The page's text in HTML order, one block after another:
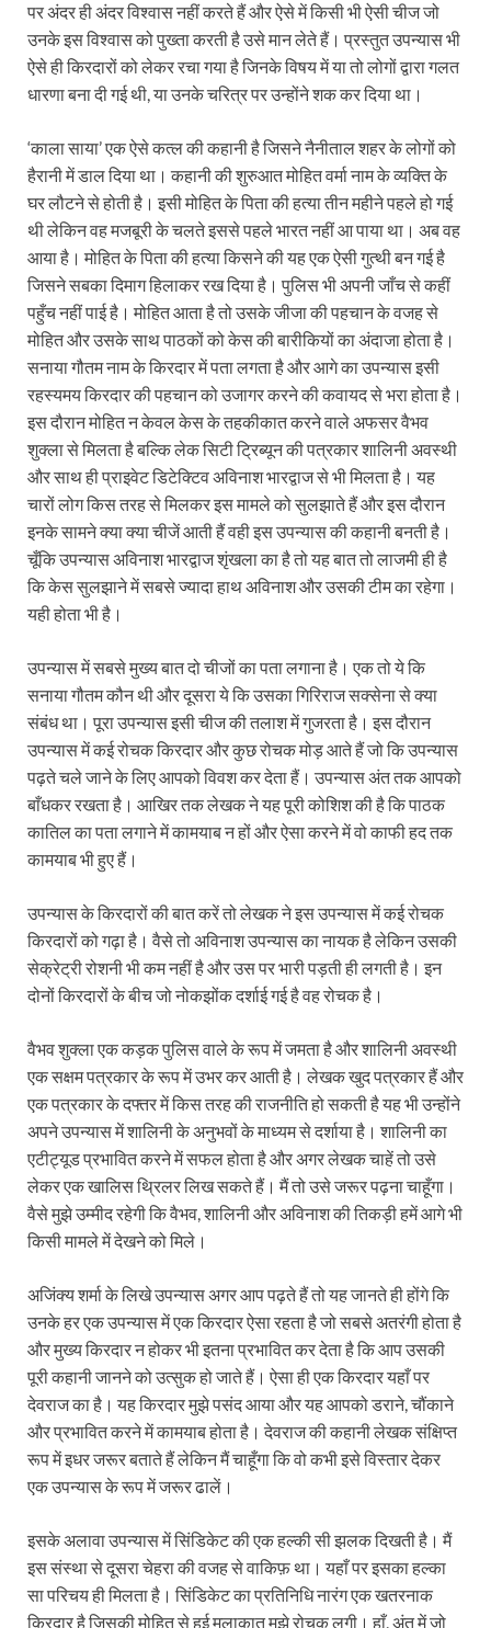
पर अंदर ही अंदर विश्वास नहीं करते हैं और ऐसे में किसी भी ऐसी चीज जो
उनके इस विश्वास को पुख्ता करती है उसे मान लेते हैं। प्रस्तुत उपन्यास भी
ऐसे ही किरदारों को लेकर रचा गया है जिनके विषय में या तो लोगों द्वारा गलत
धारणा बना दी गई थी, या उनके चरित्र पर उन्होंने शक कर दिया था।
‘काला साया’ एक ऐसे कत्ल की कहानी है जिसने नैनीताल शहर के लोगों को
हैरानी में डाल दिया था। कहानी की शुरुआत मोहित वर्मा नाम के व्यक्ति के
घर लौटने से होती है। इसी मोहित के पिता की हत्या तीन महीने पहले हो गई
थी लेकिन वह मजबूरी के चलते इससे पहले भारत नहीं आ पाया था। अब वह
आया है। मोहित के पिता की हत्या किसने की यह एक ऐसी गुत्थी बन गई है
जिसने सबका दिमाग हिलाकर रख दिया है। पुलिस भी अपनी जाँच से कहीं
पहुँच नहीं पाई है। मोहित आता है तो उसके जीजा की पहचान के वजह से
मोहित और उसके साथ पाठकों को केस की बारीकियों का अंदाजा होता है।
सनाया गौतम नाम के किरदार में पता लगता है और आगे का उपन्यास इसी
रहस्यमय किरदार की पहचान को उजागर करने की कवायद से भरा होता है।
इस दौरान मोहित न केवल केस के तहकीकात करने वाले अफसर वैभव
शुक्ला से मिलता है बल्कि लेक सिटी ट्रिब्यून की पत्रकार शालिनी अवस्थी
और साथ ही प्राइवेट डिटेक्टिव अविनाश भारद्वाज से भी मिलता है। यह
चारों लोग किस तरह से मिलकर इस मामले को सुलझाते हैं और इस दौरान
इनके सामने क्या क्या चीजें आती हैं वही इस उपन्यास की कहानी बनती है।
चूँकि उपन्यास अविनाश भारद्वाज शृंखला का है तो यह बात तो लाजमी ही है
कि केस सुलझाने में सबसे ज्यादा हाथ अविनाश और उसकी टीम का रहेगा।
यही होता भी है।
उपन्यास में सबसे मुख्य बात दो चीजों का पता लगाना है। एक तो ये कि
सनाया गौतम कौन थी और दूसरा ये कि उसका गिरिराज सक्सेना से क्या
संबंध था। पूरा उपन्यास इसी चीज की तलाश में गुजरता है। इस दौरान
उपन्यास में कई रोचक किरदार और कुछ रोचक मोड़ आते हैं जो कि उपन्यास
पढ़ते चले जाने के लिए आपको विवश कर देता हैं। उपन्यास अंत तक आपको
बाँधकर रखता है। आखिर तक लेखक ने यह पूरी कोशिश की है कि पाठक
कातिल का पता लगाने में कामयाब न हों और ऐसा करने में वो काफी हद तक
कामयाब भी हुए हैं।
उपन्यास के किरदारों की बात करें तो लेखक ने इस उपन्यास में कई रोचक
किरदारों को गढ़ा है। वैसे तो अविनाश उपन्यास का नायक है लेकिन उसकी
सेक्रेट्री रोशनी भी कम नहीं है और उस पर भारी पड़ती ही लगती है। इन
दोनों किरदारों के बीच जो नोकझोंक दर्शाई गई है वह रोचक है।
वैभव शुक्ला एक कड़क पुलिस वाले के रूप में जमता है और शालिनी अवस्थी
एक सक्षम पत्रकार के रूप में उभर कर आती है। लेखक खुद पत्रकार हैं और
एक पत्रकार के दफ्तर में किस तरह की राजनीति हो सकती है यह भी उन्होंने
अपने उपन्यास में शालिनी के अनुभवों के माध्यम से दर्शाया है। शालिनी का
एटीट्यूड प्रभावित करने में सफल होता है और अगर लेखक चाहें तो उसे
लेकर एक खालिस थ्रिलर लिख सकते हैं। मैं तो उसे जरूर पढ़ना चाहूँगा।
वैसे मुझे उम्मीद रहेगी कि वैभव, शालिनी और अविनाश की तिकड़ी हमें आगे भी
किसी मामले में देखने को मिले।
अजिंक्य शर्मा के लिखे उपन्यास अगर आप पढ़ते हैं तो यह जानते ही होंगे कि
उनके हर एक उपन्यास में एक किरदार ऐसा रहता है जो सबसे अतरंगी होता है
और मुख्य किरदार न होकर भी इतना प्रभावित कर देता है कि आप उसकी
पूरी कहानी जानने को उत्सुक हो जाते हैं। ऐसा ही एक किरदार यहाँ पर
देवराज का है। यह किरदार मुझे पसंद आया और यह आपको डराने, चौंकाने
और प्रभावित करने में कामयाब होता है। देवराज की कहानी लेखक संक्षिप्त
रूप में इधर जरूर बताते हैं लेकिन मैं चाहूँगा कि वो कभी इसे विस्तार देकर
एक उपन्यास के रूप में जरूर ढालें।
इसके अलावा उपन्यास में सिंडिकेट की एक हल्की सी झलक दिखती है। मैं
इस संस्था से दूसरा चेहरा की वजह से वाकिफ़ था। यहाँ पर इसका हल्का
सा परिचय ही मिलता है। सिंडिकेट का प्रतिनिधि नारंग एक खतरनाक
किरदार है जिसकी मोहित से हुई मुलाकात मुझे रोचक लगी। हाँ, अंत में जो